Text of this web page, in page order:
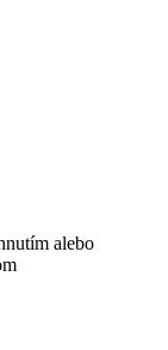
alebo